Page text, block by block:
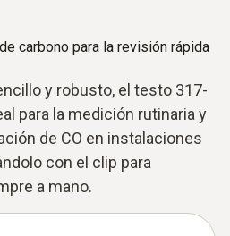
carbono para la revisión rápida
y robusto, el testo 317-
para la medición rutinaria y
de CO en instalaciones
con el clip para
a mano.